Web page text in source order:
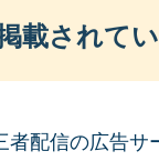
載されて
者配信の広告